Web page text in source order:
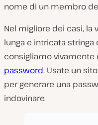
nome di un membro
Nel migliore dei casi, la
lunga e intricata stringa
consigliamo vivamente
password. Usate un
per generare una
indovinare.